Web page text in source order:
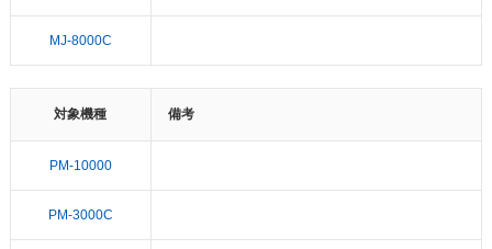
MJ-8000C
対象機種 備考
PM-10000
PM-3000C